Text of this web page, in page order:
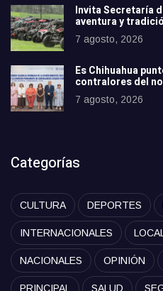
Invita Secretaría
aventura y
7 agosto, 2026
Es Chihuahua
contralores del
7 agosto, 2026
Categorías
CULTURA DEPORTES
INTERNACIONALES LOCAL
NACIONALES OPINIÓN
PRINCIPAL SALUD